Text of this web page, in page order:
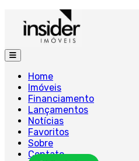
Home
Imóveis
Financiamento
Lançamentos
Notícias
Favoritos
Sobre
Contato